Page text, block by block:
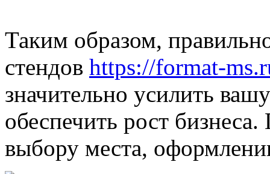
Таким образом,
стендов https://format-
значительно усилить
обеспечить рост
выбору места,